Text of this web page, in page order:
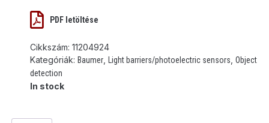
PDF letöltése
Cikkszám: 11204924
Kategóriák: Baumer Light barriers/photoelectric sensors Object
detection
In stock